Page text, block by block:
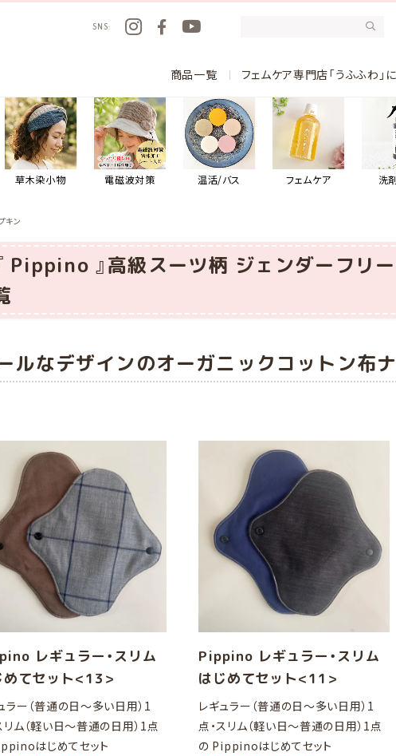
SNS
商品一覧 フェムケア専門店「うふふわ」
草木染小物 電磁波対策 温活/バス フェムケア 洗
キン
Pippino 』高級スーツ柄 ジェンダーフリ
ルなデザインのオーガニックコットン布
レギュラー・スリム
めてセット<13>
ラー（普通の日～多い日用）1
リム（軽い日～普通の日用）1点
はじめてセット
Pippino レギュラー・スリム
はじめてセット<11>
レギュラー（普通の日～多い日用）1
点・スリム（軽い日～普通の日用）1点
の Pippinoはじめてセット